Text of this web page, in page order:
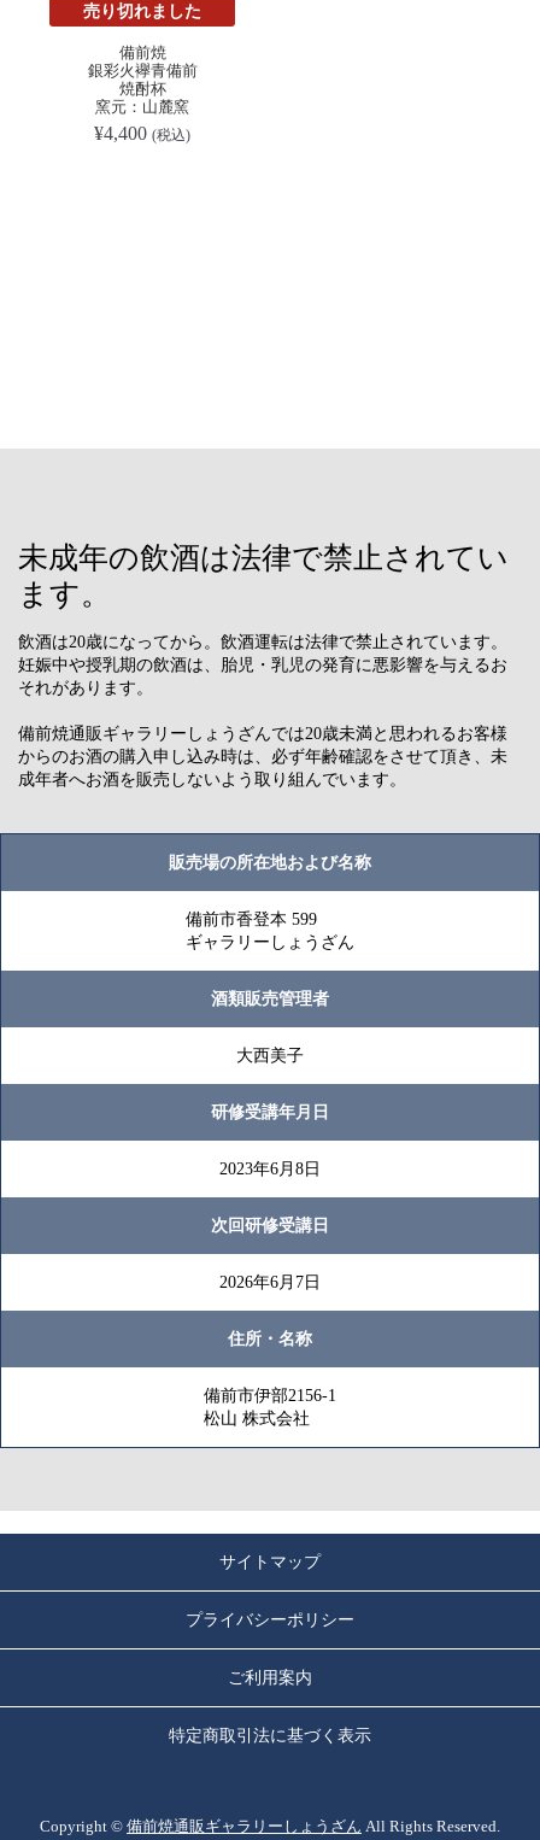
売り切れました
備前焼
銀彩火襷青備前
焼酎杯
窯元：山麓窯
¥4,400 (税込)
未成年の飲酒は法律で禁止されてい
ます。
飲酒は20歳になってから。飲酒運転は法律で禁止されています。
妊娠中や授乳期の飲酒は、胎児・乳児の発育に悪影響を与えるお
それがあります。
備前焼通販ギャラリーしょうざんでは20歳未満と思われるお客様
からのお酒の購入申し込み時は、必ず年齢確認をさせて頂き、未
成年者へお酒を販売しないよう取り組んでいます。
販売場の所在地および名称
備前市香登本 599
ギャラリーしょうざん
酒類販売管理者
大西美子
研修受講年月日
2023年6月8日
次回研修受講日
2026年6月7日
住所・名称
備前市伊部2156-1
松山 株式会社
サイトマップ
プライバシーポリシー
ご利用案内
特定商取引法に基づく表示
Copyright © 備前焼通販ギャラリーしょうざん All Rights Reserved.